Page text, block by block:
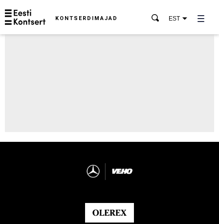
KONTSERDIMAJAD EST